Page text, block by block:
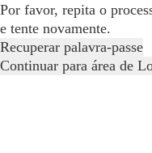
Por favor, repita o
e tente novamente.
Recuperar palavra-passe
Continuar para área de